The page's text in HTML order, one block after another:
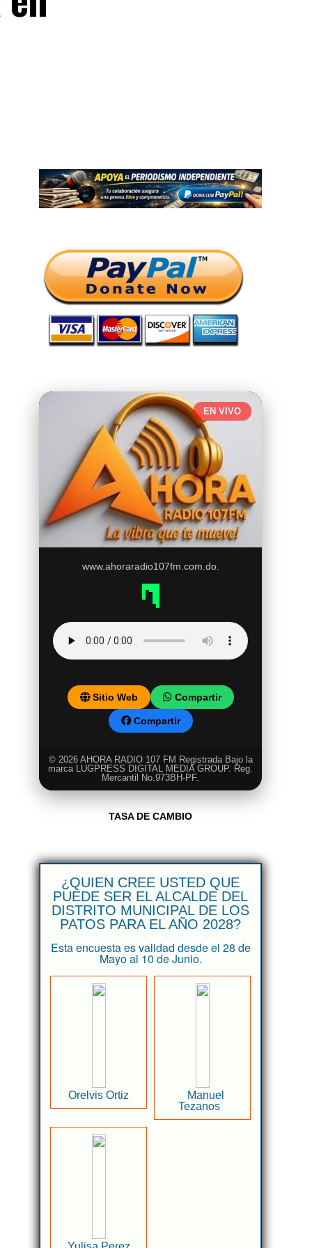
EN VIVO
www.ahoraradio107fm.com.do.
Sitio Web Compartir
Compartir
© 2026 AHORA RADIO 107 FM Registrada Bajo la
marca LUGPRESS DIGITAL MEDIA GROUP. Reg.
Mercantil No.973BH-PF.
TASA DE CAMBIO
¿QUIEN CREE USTED QUE
PUEDE SER EL ALCALDE DEL
DISTRITO MUNICIPAL DE LOS
PATOS PARA EL AÑO 2028?
Esta encuesta es validad desde el 28 de
Mayo al 10 de Junio.
Orelvis Ortiz
Manuel
Tezanos